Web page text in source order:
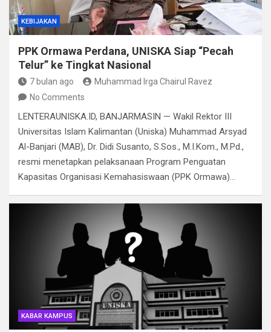
KEBIJAKAN
PPK Ormawa Perdana, UNISKA Siap “Pecah
Telur” ke Tingkat Nasional
7 bulan ago
Muhammad Irga Chairul Ravez
No Comments
LENTERAUNISKA.ID, BANJARMASIN — Wakil Rektor III
Universitas Islam Kalimantan (Uniska) Muhammad Arsyad
Al-Banjari (MAB), Dr. Didi Susanto, S.Sos., M.I.Kom., M.Pd.,
resmi menetapkan pelaksanaan Program Penguatan
Kapasitas Organisasi Kemahasiswaan (PPK Ormawa)…
KABAR KAMPUS